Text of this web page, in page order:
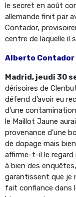
le secret en août
allemande finit par
Contador,
centre de laquelle il
Alberto
Madrid, jeudi 30
dérisoires de
défend d’avoir eu
d’une
le Maillot Jaune
provenance d’une
de dopage mais
affirme-t-il le regard
à bien des
garantissent que je
fait confiance dans